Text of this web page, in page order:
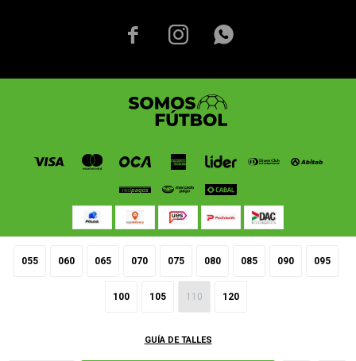
055 060 065 070 075 080 085 090 095
100 105 110 120
GUÍA DE TALLES
  
© Copyright 2026 / Somos Fútbol